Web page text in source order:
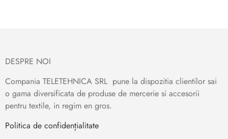
DESPRE NOI
Compania TELETEHNICA SRL pune la dispozitia clientilor sai
o gama diversificata de produse de mercerie si accesorii
pentru textile, in regim en gros.
Politica de confidențialitate